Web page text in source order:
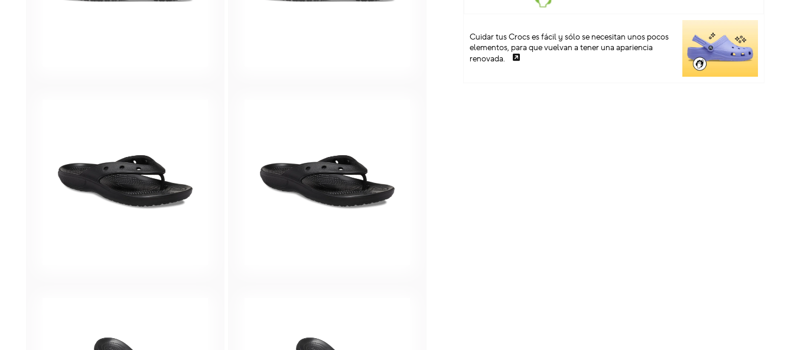
Cuidar tus Crocs es fácil y sólo se necesitan unos pocos
elementos, para que vuelvan a tener una apariencia
renovada.